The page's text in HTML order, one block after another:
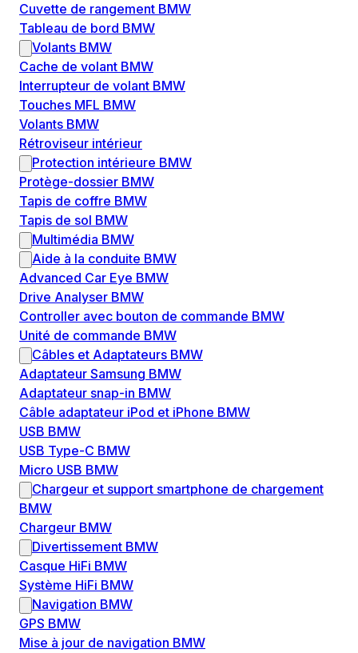
Cuvette de rangement BMW
Tableau de bord BMW
Volants BMW
Cache de volant BMW
Interrupteur de volant BMW
Touches MFL BMW
Volants BMW
Rétroviseur intérieur
Protection intérieure BMW
Protège-dossier BMW
Tapis de coffre BMW
Tapis de sol BMW
Multimédia BMW
Aide à la conduite BMW
Advanced Car Eye BMW
Drive Analyser BMW
Controller avec bouton de commande BMW
Unité de commande BMW
Câbles et Adaptateurs BMW
Adaptateur Samsung BMW
Adaptateur snap-in BMW
Câble adaptateur iPod et iPhone BMW
USB BMW
USB Type-C BMW
Micro USB BMW
Chargeur et support smartphone de chargement
BMW
Chargeur BMW
Divertissement BMW
Casque HiFi BMW
Système HiFi BMW
Navigation BMW
GPS BMW
Mise à jour de navigation BMW